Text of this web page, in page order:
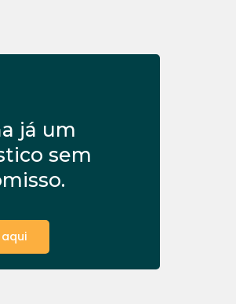
já um
sem